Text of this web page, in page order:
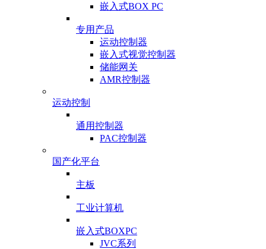
嵌入式BOX PC
专用产品
运动控制器
嵌入式视觉控制器
储能网关
AMR控制器
运动控制
通用控制器
PAC控制器
国产化平台
主板
工业计算机
嵌入式BOXPC
JVC系列